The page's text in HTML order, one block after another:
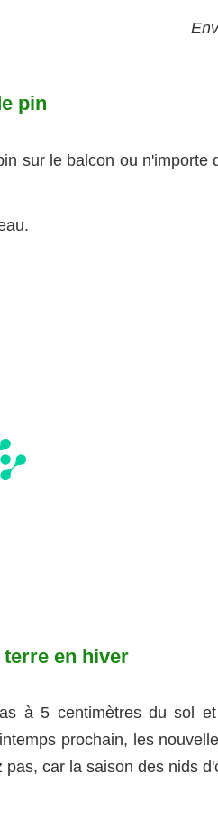
pin
sur le balcon ou n'importe
terre en hiver
à 5 centimètres du sol
prochain, les
car la saison des nids